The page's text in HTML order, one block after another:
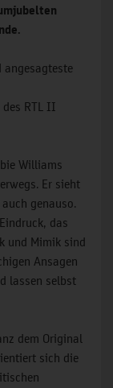
angesagteste
des RTL II
Williams
Er sieht
genauso.
das
und Mimik sind
Ansagen
lassen selbst
dem Original
sich die